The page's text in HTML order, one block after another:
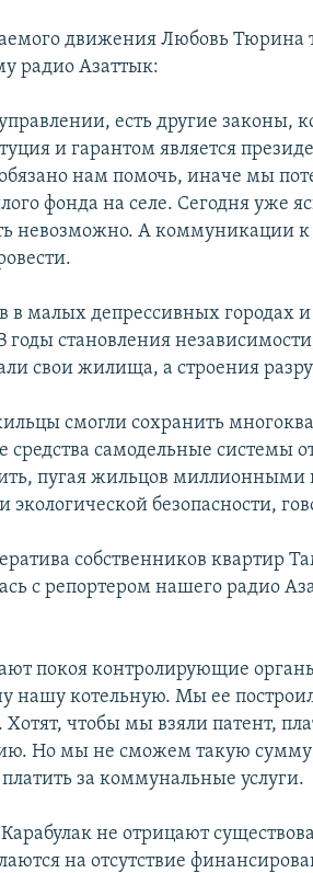
движения Любовь Тюрина
радио Азаттык:
есть другие законы,
и гарантом является
нам помочь, иначе мы
фонда на селе. Сегодня уже
невозможно. А коммуникации к
в малых депрессивных городах и
годы становления
свои жилища, а строения
смогли сохранить
средства самодельные системы
пугая жильцов
экологической безопасности,
собственников квартир
с репортером нашего радио
покоя контролирующие
нашу котельную. Мы ее
чтобы мы взяли патент,
Но мы не сможем такую
за коммунальные услуги.
Карабулак не отрицают
на отсутствие